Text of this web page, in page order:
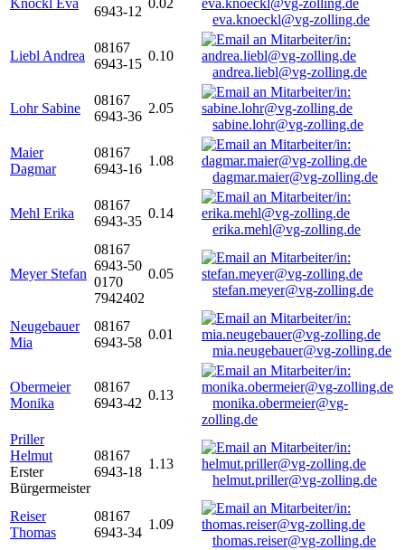
Knöckl Eva
6943-12
0.02
eva.knoeckl@vg-zolling.de
Liebl Andrea
08167
6943-15
0.10
andrea.liebl@vg-zolling.de
Lohr Sabine
08167
6943-36
2.05
sabine.lohr@vg-zolling.de
Maier
Dagmar
08167
6943-16
1.08
dagmar.maier@vg-zolling.de
Mehl Erika
08167
6943-35
0.14
erika.mehl@vg-zolling.de
Meyer Stefan
08167
6943-50
0170
7942402
0.05
stefan.meyer@vg-zolling.de
Neugebauer
Mia
08167
6943-58
0.01
mia.neugebauer@vg-zolling.de
Obermeier
Monika
08167
6943-42
0.13
monika.obermeier@vg-
zolling.de
Priller
Helmut
Erster
Bürgermeister
08167
6943-18
1.13
helmut.priller@vg-zolling.de
Reiser
Thomas
08167
6943-34
1.09
thomas.reiser@vg-zolling.de